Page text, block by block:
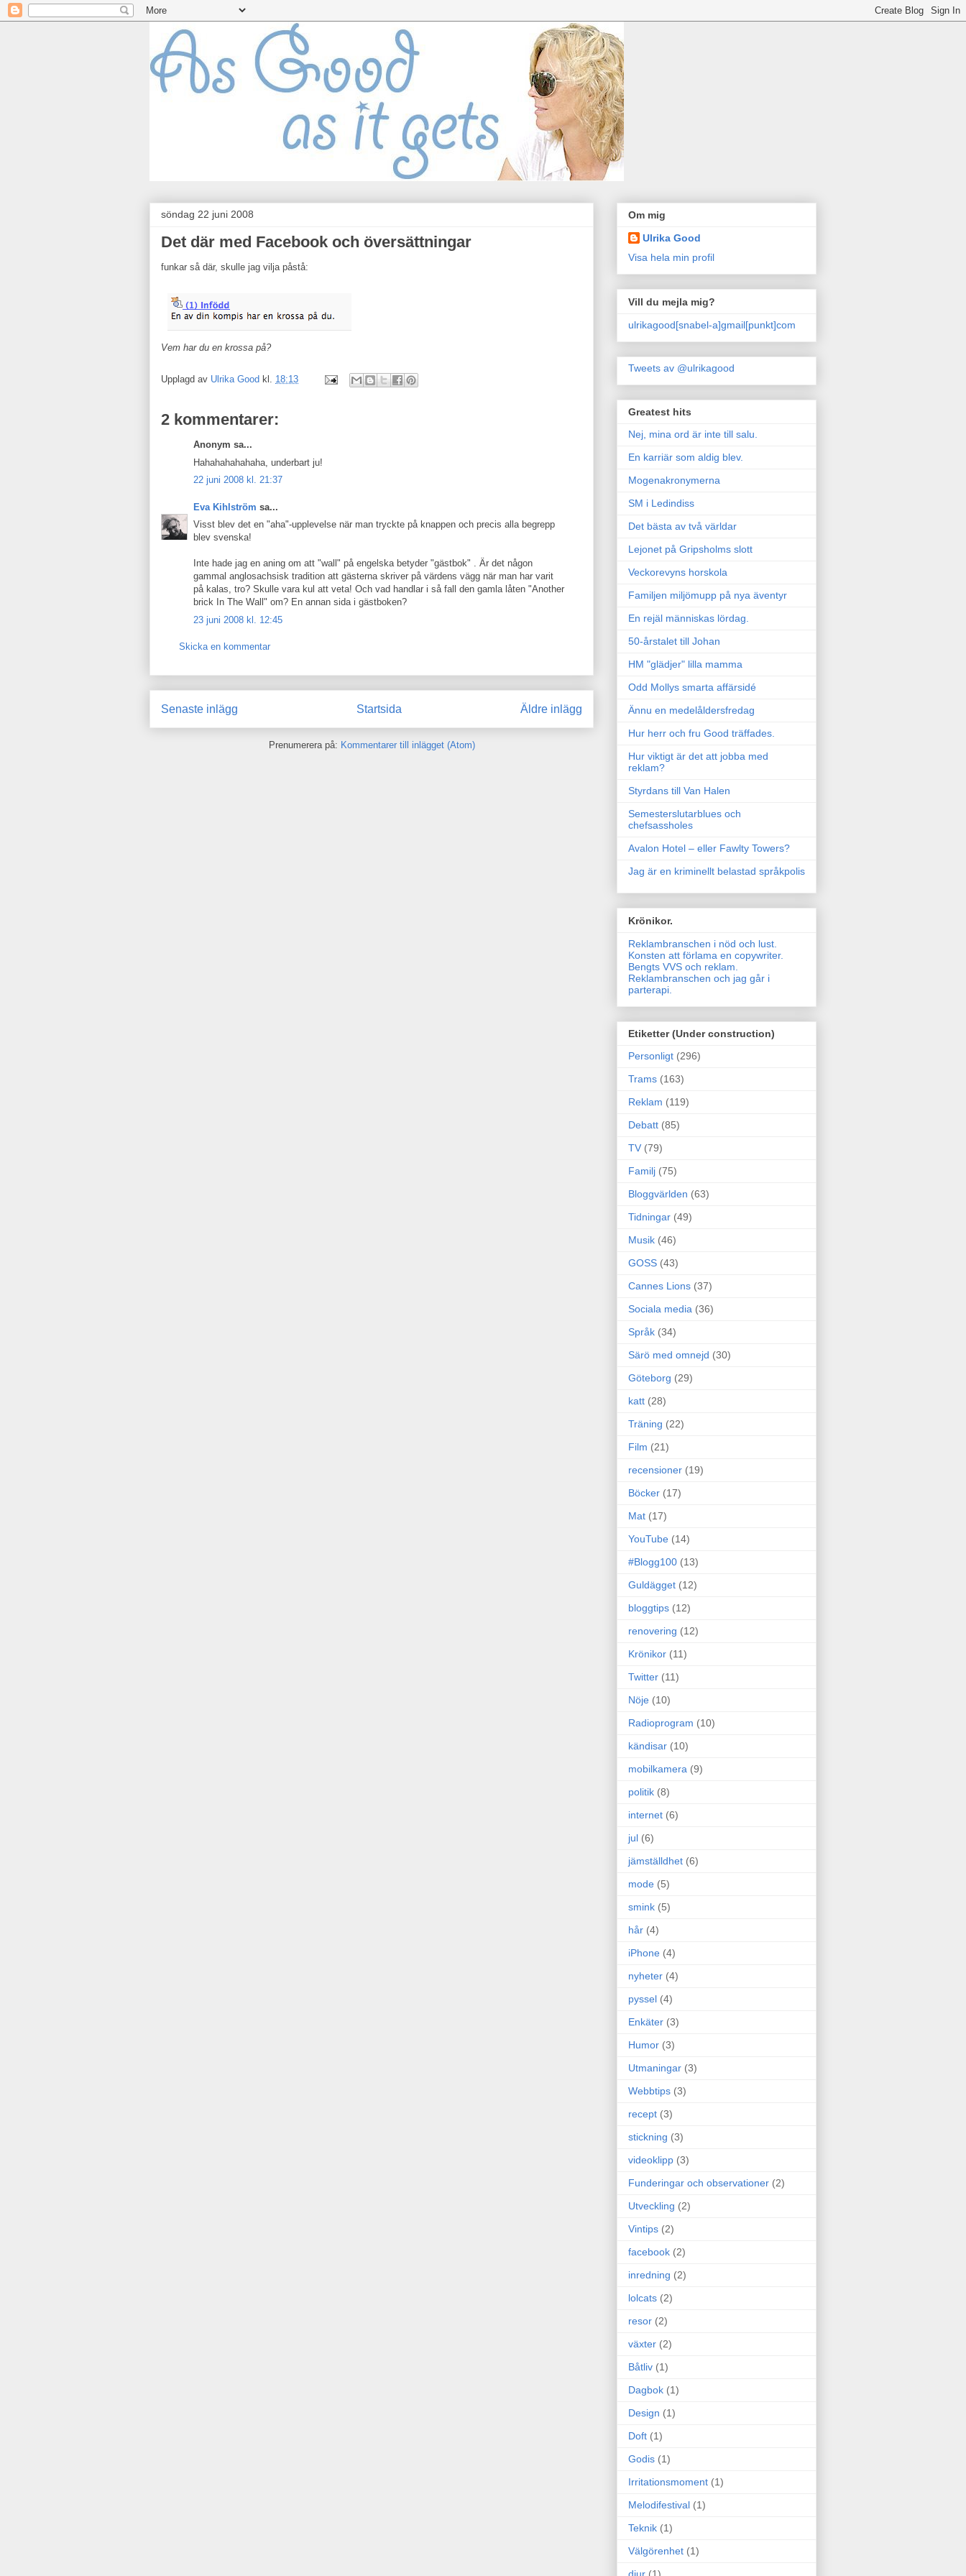
söndag 22 juni 2008
Det där med Facebook och översättningar
funkar så där, skulle jag vilja påstå:
Vem har du en krossa på?
Upplagd av Ulrika Good kl. 18:13
2 kommentarer:
Anonym sa...
Hahahahahahaha, underbart ju!
22 juni 2008 kl. 21:37
Eva Kihlström sa...
Visst blev det en "aha"-upplevelse när man tryckte på knappen och precis alla begrepp
blev svenska!
Inte hade jag en aning om att "wall" på engelska betyder "gästbok" . Är det någon
gammal anglosachsisk tradition att gästerna skriver på värdens vägg när man har varit
på kalas, tro? Skulle vara kul att veta! Och vad handlar i så fall den gamla låten "Another
brick In The Wall" om? En annan sida i gästboken?
23 juni 2008 kl. 12:45
Skicka en kommentar
Senaste inlägg Äldre inlägg
Startsida
Prenumerera på: Kommentarer till inlägget (Atom)
Om mig
Ulrika Good
Visa hela min profil
Vill du mejla mig?
ulrikagood[snabel-a]gmail[punkt]com
Tweets av @ulrikagood
Greatest hits
Nej, mina ord är inte till salu.
En karriär som aldig blev.
Mogenakronymerna
SM i Ledindiss
Det bästa av två världar
Lejonet på Gripsholms slott
Veckorevyns horskola
Familjen miljömupp på nya äventyr
En rejäl människas lördag.
50-årstalet till Johan
HM "glädjer" lilla mamma
Odd Mollys smarta affärsidé
Ännu en medelåldersfredag
Hur herr och fru Good träffades.
Hur viktigt är det att jobba med
reklam?
Styrdans till Van Halen
Semesterslutarblues och
chefsassholes
Avalon Hotel – eller Fawlty Towers?
Jag är en kriminellt belastad språkpolis
Krönikor.
Reklambranschen i nöd och lust.
Konsten att förlama en copywriter.
Bengts VVS och reklam.
Reklambranschen och jag går i
parterapi.
Etiketter (Under construction)
Personligt (296)
Trams (163)
Reklam (119)
Debatt (85)
TV (79)
Familj (75)
Bloggvärlden (63)
Tidningar (49)
Musik (46)
GOSS (43)
Cannes Lions (37)
Sociala media (36)
Språk (34)
Särö med omnejd (30)
Göteborg (29)
katt (28)
Träning (22)
Film (21)
recensioner (19)
Böcker (17)
Mat (17)
YouTube (14)
#Blogg100 (13)
Guldägget (12)
bloggtips (12)
renovering (12)
Krönikor (11)
Twitter (11)
Nöje (10)
Radioprogram (10)
kändisar (10)
mobilkamera (9)
politik (8)
internet (6)
jul (6)
jämställdhet (6)
mode (5)
smink (5)
hår (4)
iPhone (4)
nyheter (4)
pyssel (4)
Enkäter (3)
Humor (3)
Utmaningar (3)
Webbtips (3)
recept (3)
stickning (3)
videoklipp (3)
Funderingar och observationer (2)
Utveckling (2)
Vintips (2)
facebook (2)
inredning (2)
lolcats (2)
resor (2)
växter (2)
Båtliv (1)
Dagbok (1)
Design (1)
Doft (1)
Godis (1)
Irritationsmoment (1)
Melodifestival (1)
Teknik (1)
Välgörenhet (1)